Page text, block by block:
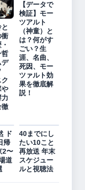
衝
哲
デ
や
徹
【データで
検証】モー
ツアルト
（神童）と
は？何がす
ごい？生
涯、名曲、
死因、モー
ツァルト効
果を徹底解
説！
ド
帰
2〜
道
40までにし
たい10こと
再放送 年末
スケジュー
ルと視聴法